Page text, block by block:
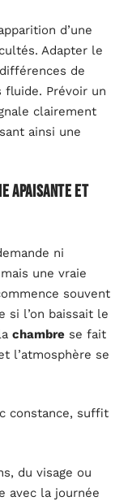
d’une
Adapter le
de
Prévoir un
clairement
ainsi une
apaisante et
ni
une vraie
souvent
si l’on baissait le
chambre se fait
l’atmosphère se
constance, suffit
du visage ou
avec la journée